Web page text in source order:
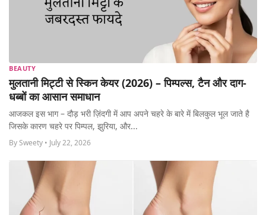
BEAUTY
मुलतानी मिट्टी से स्किन केयर (2026) – पिम्पल्स, टैन और दाग-
धब्बों का आसान समाधान
आजकल इस भाग – दौड़ भरी ज़िंदगी में आप अपने चहरे के बारे में बिलकुल भूल जाते है
जिसके कारण चहरे पर पिम्पल, झुरिया, और...
By Sweety • July 22, 2026